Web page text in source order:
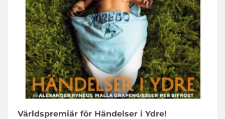
Världspremiär för Händelser i Ydre!